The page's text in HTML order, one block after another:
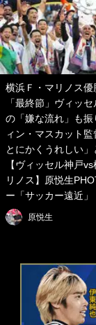
横浜Ｆ・マリノス優
「最終節」ヴィッ
の「嫌な流れ」も振
ィン・マスカット
とにかくうれしい
【ヴィッセル神戸
リノス】原悦生
ー「サッカー遠近」
原悦生